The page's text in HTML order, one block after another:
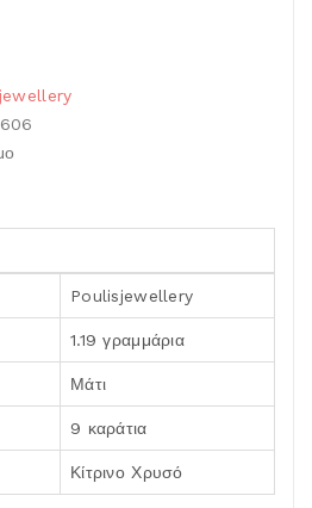
Poulisjewellery
1.19 γραμμάρια
Μάτι
9 καράτια
Κίτρινο Χρυσό